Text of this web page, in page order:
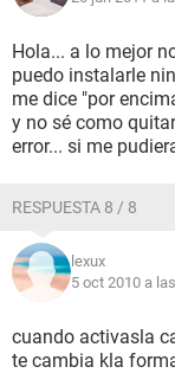
Hola... a lo mejor
puedo instalarle
me dice "por
y no sé como
error... si me
RESPUESTA 8 / 8
lexux
5 oct 2010 a
cuando activasla
te cambia kla